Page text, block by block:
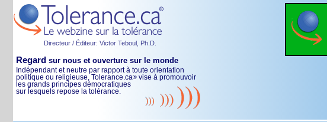
Directeur / Éditeur: Victor Teboul, Ph.D.
Regard sur nous et ouverture sur le monde
Indépendant et neutre par rapport à toute orientation
politique ou religieuse, Tolerance.ca® vise à promouvoir
les grands principes démocratiques
sur lesquels repose la tolérance.